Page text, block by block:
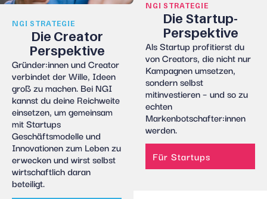
NGI STRATEGIE
Die Creator
Perspektive
Gründer:innenund Creator
verbindet der Wille, Ideen
groß zu machen. Bei NGI
kannst du deine Reichweite
einsetzen, um gemeinsam
mit Startups
Geschäftsmodelle und
Innovationen zum Leben zu
erwecken und wirst selbst
wirtschaftlich daran
beteiligt.
NGI STRATEGIE
Die Startup-
Perspektive
Als Startup profitierst du
vonCreators, die nicht nur
Kampagnen umsetzen,
sondern selbst
mitinvestieren – und so zu
echten
Markenbotschafter:innen
werden.
Für Startups